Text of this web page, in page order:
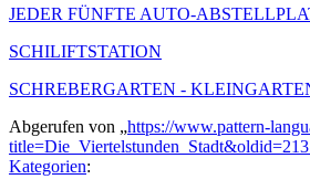
JEDER FÜNFTE AUTO-
SCHILIFTSTATION
SCHREBERGARTEN -
Abgerufen von „https://www.pattern-
Kategorien: